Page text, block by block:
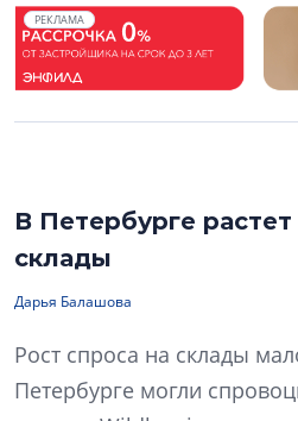
РЕКЛАМА
В Петербурге
склады
Дарья Балашова
Рост спроса на склады
Петербурге могли